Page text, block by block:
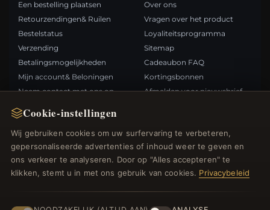
Cookie-instellingen
Wij gebruiken cookies om uw surfervaring te verbeteren,
gepersonaliseerde advertenties of inhoud weer te geven en
ons verkeer te analyseren. Door op "Alles accepteren" te
klikken, stemt u in met ons gebruik van cookies. Privacybeleid
Een bestelling plaatsen
Retourzendingen& Ruilen
Bestelstatus
Verzending
Betalingsmogelijkheden
Mijn account& Beloningen
Neem contact met ons op
Over ons
Vragen over het product
Loyaliteitsprogramma
Sitemap
Cadeaubon FAQ
Kortingsbonnen
Afmelden voor nieuwsbrief
Nieuwe producten
Specials
Blog
Beoordelingen
Inloggen
BETAALMETHODEN